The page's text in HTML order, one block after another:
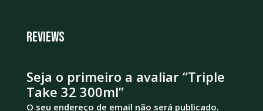
Reviews
Seja o primeiro a avaliar “Triple
Take 32 300ml”
O seu endereço de email não será publicado.